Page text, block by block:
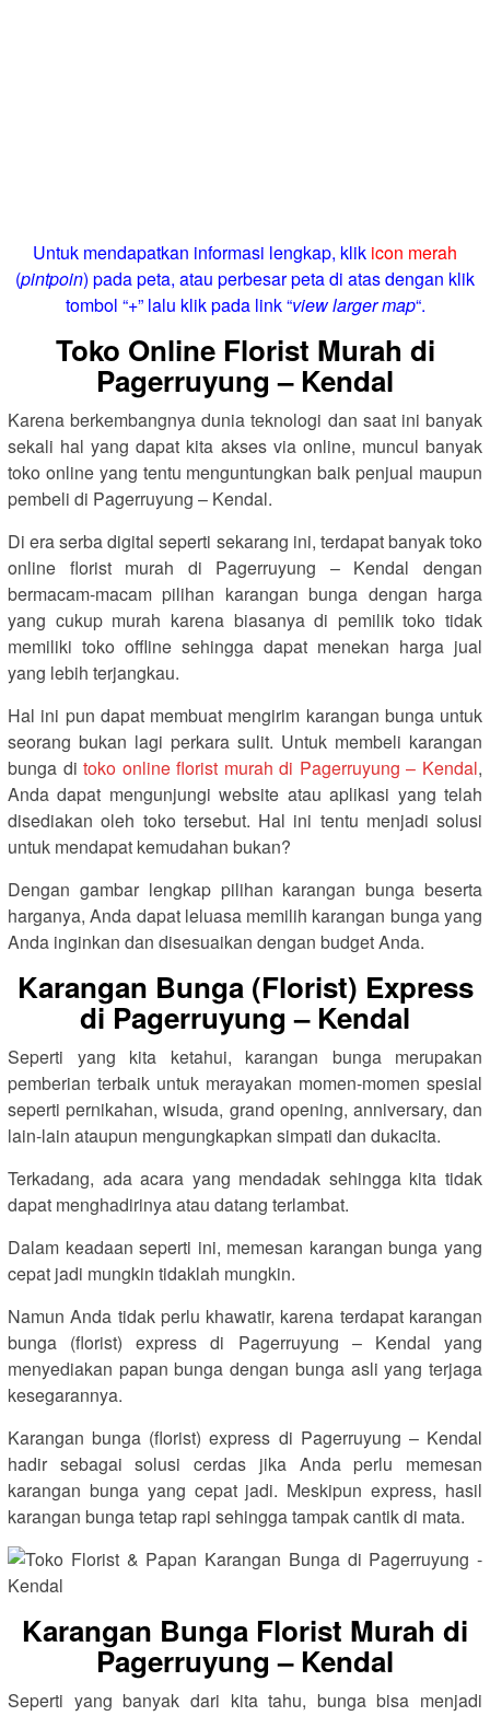
Untuk mendapatkan informasi lengkap, klik icon merah
(pintpoin) pada peta, atau perbesar peta di atas dengan klik
tombol “+” lalu klik pada link “view larger map“.
Toko Online Florist Murah di
Pagerruyung – Kendal
Karena berkembangnya dunia teknologi dan saat ini banyak
sekali hal yang dapat kita akses via online, muncul banyak
toko online yang tentu menguntungkan baik penjual maupun
pembeli di Pagerruyung – Kendal.
Di era serba digital seperti sekarang ini, terdapat banyak toko
online florist murah di Pagerruyung – Kendal dengan
bermacam-macam pilihan karangan bunga dengan harga
yang cukup murah karena biasanya di pemilik toko tidak
memiliki toko offline sehingga dapat menekan harga jual
yang lebih terjangkau.
Hal ini pun dapat membuat mengirim karangan bunga untuk
seorang bukan lagi perkara sulit. Untuk membeli karangan
bunga ditoko online florist murah di Pagerruyung – Kendal,
Anda dapat mengunjungi website atau aplikasi yang telah
disediakan oleh toko tersebut. Hal ini tentu menjadi solusi
untuk mendapat kemudahan bukan?
Dengan gambar lengkap pilihan karangan bunga beserta
harganya, Anda dapat leluasa memilih karangan bunga yang
Anda inginkan dan disesuaikan dengan budget Anda.
Karangan Bunga (Florist) Express
di Pagerruyung – Kendal
Seperti yang kita ketahui, karangan bunga merupakan
pemberian terbaik untuk merayakan momen-momen spesial
seperti pernikahan, wisuda, grand opening, anniversary, dan
lain-lain ataupun mengungkapkan simpati dan dukacita.
Terkadang, ada acara yang mendadak sehingga kita tidak
dapat menghadirinya atau datang terlambat.
Dalam keadaan seperti ini, memesan karangan bunga yang
cepat jadi mungkin tidaklah mungkin.
Namun Anda tidak perlu khawatir, karena terdapat karangan
bunga (florist) express di Pagerruyung – Kendal yang
menyediakan papan bunga dengan bunga asli yang terjaga
kesegarannya.
Karangan bunga (florist) express di Pagerruyung – Kendal
hadir sebagai solusi cerdas jika Anda perlu memesan
karangan bunga yang cepat jadi. Meskipun express, hasil
karangan bunga tetap rapi sehingga tampak cantik di mata.
Karangan Bunga Florist Murah di
Pagerruyung – Kendal
Seperti yang banyak dari kita tahu, bunga bisa menjadi